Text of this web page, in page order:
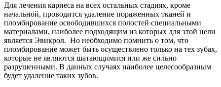
Для лечения кариеса на всех остальных стадиях, кроме
начальной, проводится удаление пораженных тканей и
пломбирование освободившихся полостей специальными
материалами, наиболее подходящим из которых для этой цели
является Эвикрол. Но необходимо помнить о том, что
пломбирование может быть осуществлено только на тех зубах,
которые не являются шатающимися или же сильно
разрушенными. В данных случаях наиболее целесообразным
будет удаление таких зубов.